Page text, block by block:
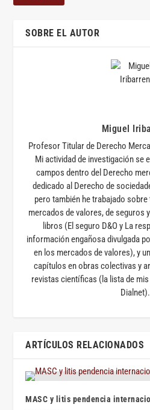
SOBRE EL AUTOR
Miguel
Profesor Titular de Derecho
Mi actividad de investigación se
campos dentro del Derecho
dedicado al Derecho de
pero también he trabajado
mercados de valores, de seguros
libros (El seguro D&O y La
información engañosa divulgada
en los mercados de valores), y
capítulos en obras colectivas y
revistas científicas (la lista de
Dialnet).
ARTÍCULOS RELACIONADOS
MASC y litis pendencia